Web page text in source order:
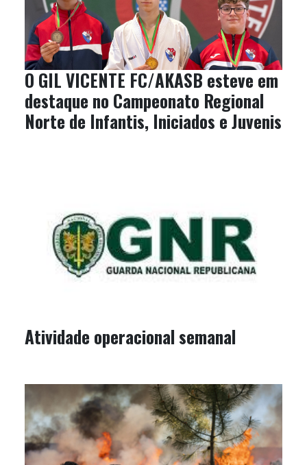
O GIL VICENTE FC/AKASB esteve em
destaque no Campeonato Regional
Norte de Infantis, Iniciados e Juvenis
Atividade operacional semanal